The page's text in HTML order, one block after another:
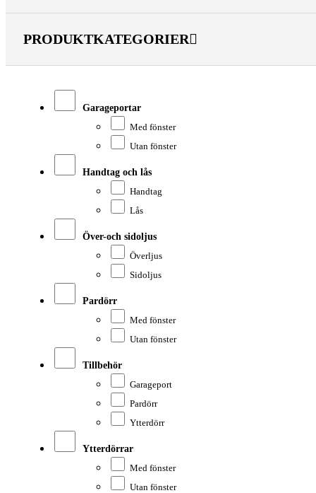
PRODUKTKATEGORIER
Garageportar
Med fönster
Utan fönster
Handtag och lås
Handtag
Lås
Över-och sidoljus
Överljus
Sidoljus
Pardörr
Med fönster
Utan fönster
Tillbehör
Garageport
Pardörr
Ytterdörr
Ytterdörrar
Med fönster
Utan fönster